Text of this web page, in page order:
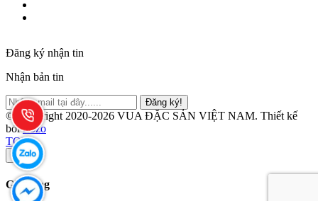
Đăng ký nhận tin
Nhận bản tin
Đăng ký!
© Copyright 2020-2026 VUA ĐẶC SẢN VIỆT NAM. Thiết kế
bởiZozo
TOP
×
Giỏ hàng